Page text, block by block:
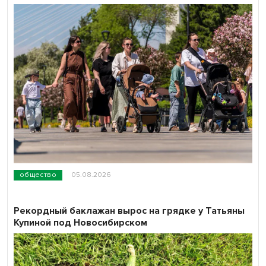
общество 05.08.2026
Рекордный баклажан вырос на грядке у Татьяны
Купиной под Новосибирском